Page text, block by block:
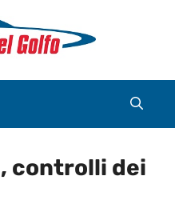
controlli dei